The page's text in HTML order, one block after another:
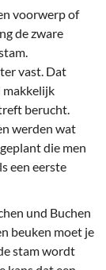
voorwerp of
de zware
vast. Dat
makkelijk
berucht.
werden wat
die men
een eerste
und Buchen
beuken moet je
stam wordt